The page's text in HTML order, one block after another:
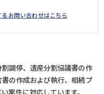
お問い合わせはこちら
調停、遺産分割協議書の作
の作成および執行、相続プ
案件に対応しています。